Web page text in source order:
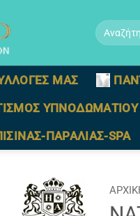
Αναζήτηση
για:
ΜΑΣ
ΥΠΝΟΔΩΜΑΤΙΟΥ
ΠΑΡΑΛΙΑΣ-SPA